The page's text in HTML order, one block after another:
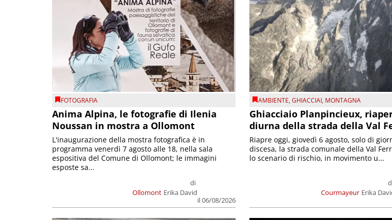
FOTOGRAFIA
Anima Alpina, le fotografie di Ilenia
Noussan in mostra a Ollomont
Ollomont
di
Erika David
il 06/08/2026
L'inaugurazione della mostra fotografica è in
programma venerdì 7 agosto alle 18, nella sala
espositiva del Comune di Ollomont; le immagini
esposte sa...
AMBIENTE,GHIACCIAI, MONTAGNA
Ghiacciaio Planpincieux,
diurna della strada della Val
Courmayeur Erika
Riapre oggi, giovedì 6 agosto, solo di
discesa, la strada comunale della Val
lo scenario di rischio, in movimento u...